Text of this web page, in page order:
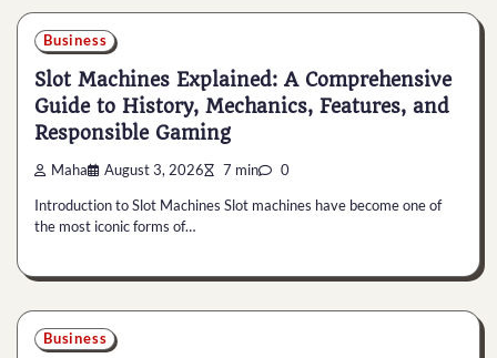
Business
Slot Machines Explained: A Comprehensive
Guide to History, Mechanics, Features, and
Responsible Gaming
Maha August 3, 2026 7 min 0
Introduction to Slot Machines Slot machines have become one of
the most iconic forms of…
Business